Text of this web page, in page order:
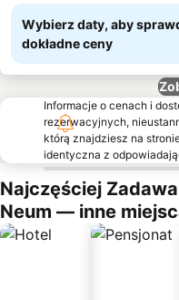
Wybierz daty, aby
dokładne ceny
Informacje o cenach i
rezerwacyjnych,
którą znajdziesz na
identyczna z
Najczęściej
Neum — inne